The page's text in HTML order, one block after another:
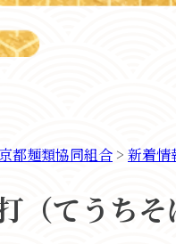
都麺類協同組合 > 新着情
（てうちそ